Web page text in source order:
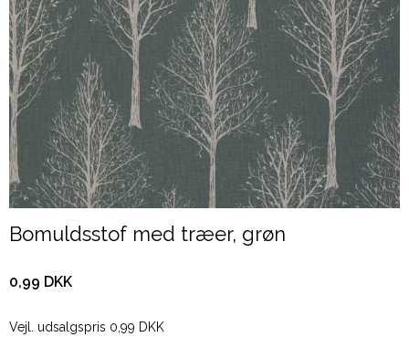
Bomuldsstof med træer, grøn
0,99 DKK
Vejl. udsalgspris 0,99 DKK